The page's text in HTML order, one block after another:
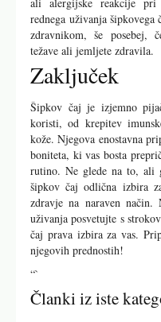
rednega uživanja
zdravnikom, še posebej,
težave ali jemljete zdravila.
Zaključek
Šipkov čaj je izjemno
koristi, od krepitev
kože. Njegova enostavna
boniteta, ki vas bosta
rutino. Ne glede na to, ali
šipkov čaj odlična izbira
zdravje na naraven način.
uživanja posvetujte s
čaj prava izbira za vas.
njegovih prednostih!
“`
Članki iz iste